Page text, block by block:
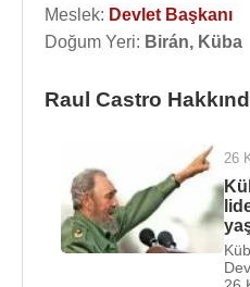
Meslek: Devlet Başkanı
Doğum Yeri: Birán, Küba
Raul Castro
26